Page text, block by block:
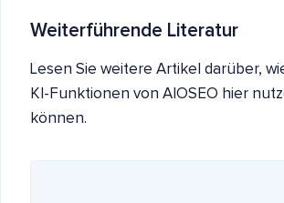
Weiterführende Literatur
Lesen Sie weitere Artikel darüber,
KI-Funktionen von AIOSEO hier
können.